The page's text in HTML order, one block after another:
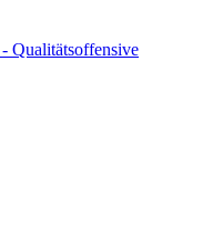
Qualitätsoffensive